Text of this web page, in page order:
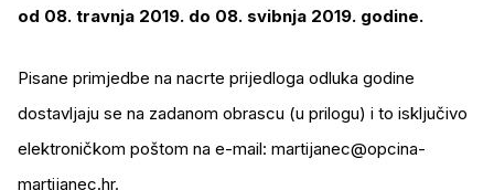
od 08. travnja 2019. do 08. svibnja 2019. godine.
Pisane primjedbe na nacrte prijedloga odluka godine
dostavljaju se na zadanom obrascu (u prilogu) i to isključivo
elektroničkom poštom na e-mail: martijanec@opcina-
martijanec.hr.